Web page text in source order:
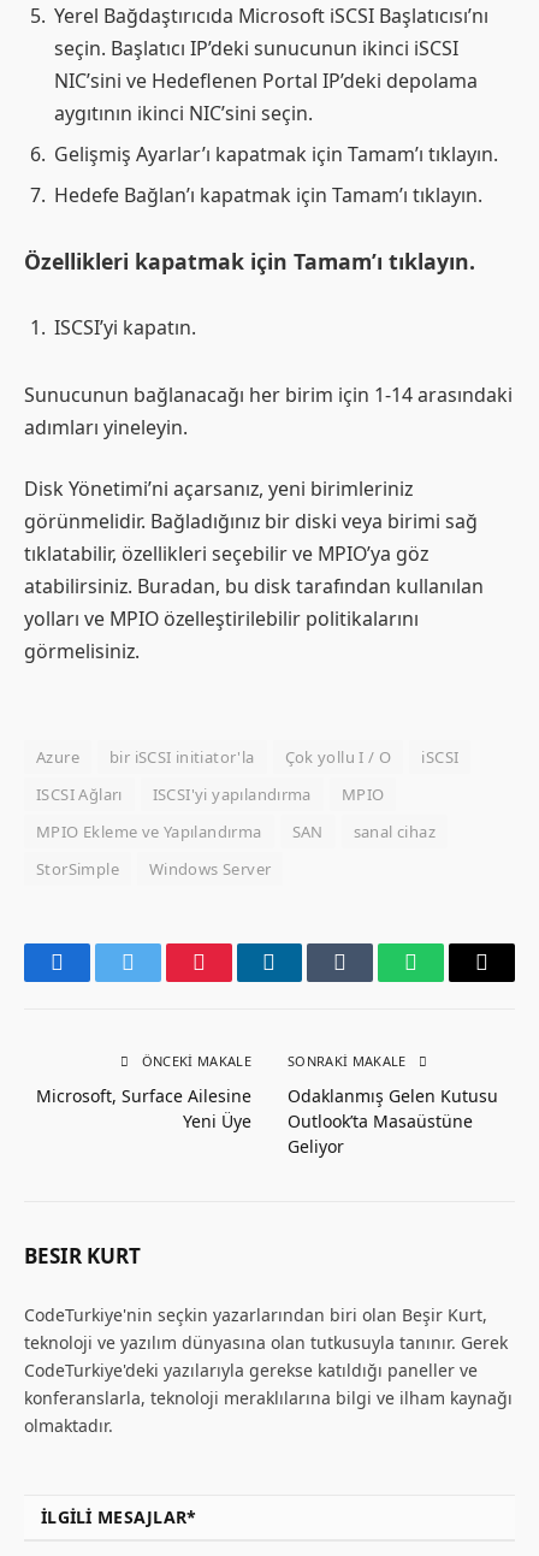
Yerel Bağdaştırıcıda Microsoft iSCSI Başlatıcısı’nı
seçin. Başlatıcı IP’deki sunucunun ikinci iSCSI
NIC’sini ve Hedeflenen Portal IP’deki depolama
aygıtının ikinci NIC’sini seçin.
Gelişmiş Ayarlar’ı kapatmak için Tamam’ı tıklayın.
Hedefe Bağlan’ı kapatmak için Tamam’ı tıklayın.
Özellikleri kapatmak için Tamam’ı tıklayın.
ISCSI’yi kapatın.
Sunucunun bağlanacağı her birim için 1-14 arasındaki
adımları yineleyin.
Disk Yönetimi’ni açarsanız, yeni birimleriniz
görünmelidir. Bağladığınız bir diski veya birimi sağ
tıklatabilir, özellikleri seçebilir ve MPIO’ya göz
atabilirsiniz. Buradan, bu disk tarafından kullanılan
yolları ve MPIO özelleştirilebilir politikalarını
görmelisiniz.
Azure bir iSCSI initiator'la Çok yollu I / O
iSCSI
ISCSI Ağları
ISCSI'yi yapılandırma
MPIO
MPIO Ekleme ve Yapılandırma
SAN
sanal cihaz
StorSimple
Windows Server
FacebookTwitter PinterestLinkedInTumblr WhatsAppEmail
ÖNCEKI MAKALE
Microsoft, Surface Ailesine
Yeni Üye
SONRAKI MAKALE
Odaklanmış Gelen Kutusu
Outlook’ta Masaüstüne
Geliyor
BESIR KURT
CodeTurkiye'nin seçkin yazarlarından biri olan Beşir Kurt,
teknoloji ve yazılım dünyasına olan tutkusuyla tanınır. Gerek
CodeTurkiye'deki yazılarıyla gerekse katıldığı paneller ve
konferanslarla, teknoloji meraklılarına bilgi ve ilham kaynağı
olmaktadır.
İLGILI MESAJLAR*